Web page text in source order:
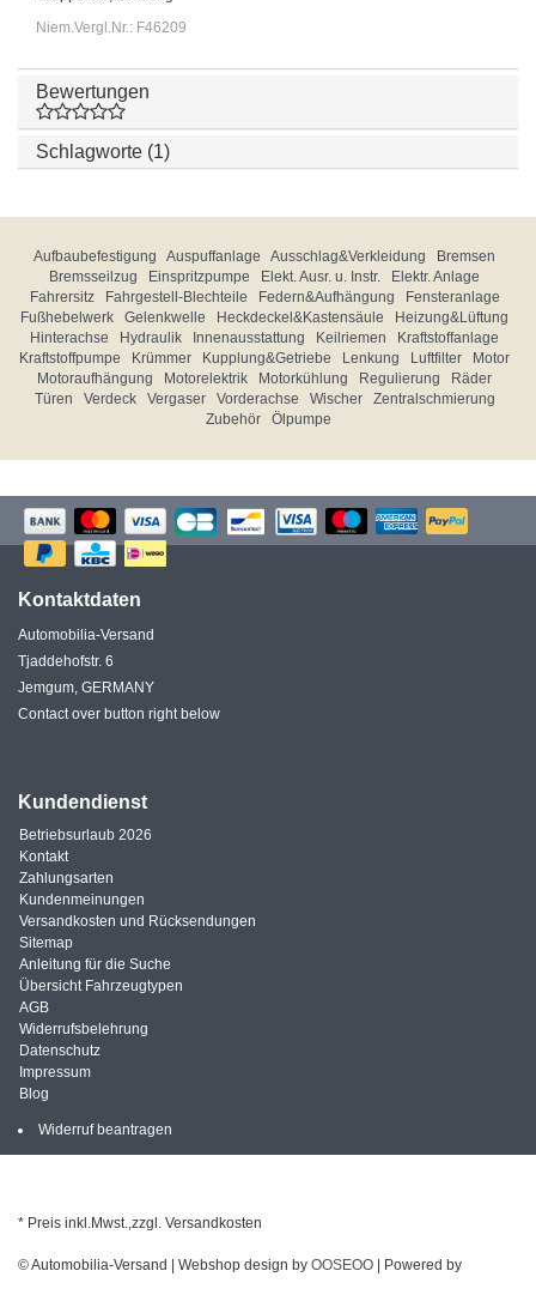
Niem.Vergl.Nr.: F46209
Bewertungen
Schlagworte (1)
Aufbaubefestigung Auspuffanlage Ausschlag&Verkleidung
Bremsen
Bremsseilzug
Einspritzpumpe Elekt. Ausr. u. Instr.
Elektr. Anlage
Fahrersitz
Fahrgestell-Blechteile Federn&Aufhängung
Fensteranlage
Fußhebelwerk
Gelenkwelle Heckdeckel&Kastensäule
Heizung&Lüftung
Hinterachse
Hydraulik Innenausstattung Keilriemen
Kraftstoffanlage
Kraftstoffpumpe
Krümmer Kupplung&Getriebe Lenkung Luftfilter
Motor
Motoraufhängung
Motorelektrik Motorkühlung Regulierung
Räder
Türen
Verdeck Vergaser Vorderachse Wischer
Zentralschmierung
Zubehör
Ölpumpe
Kontaktdaten
Automobilia-Versand
Tjaddehofstr. 6
Jemgum, GERMANY
Contact over button right below
Kundendienst
Betriebsurlaub 2026
Kontakt
Zahlungsarten
Kundenmeinungen
Versandkosten und Rücksendungen
Sitemap
Anleitung für die Suche
Übersicht Fahrzeugtypen
AGB
Widerrufsbelehrung
Datenschutz
Impressum
Blog
Widerruf beantragen
* Preis inkl.Mwst.,zzgl. Versandkosten
© Automobilia-Versand | Webshop design by OOSEOO | Powered by